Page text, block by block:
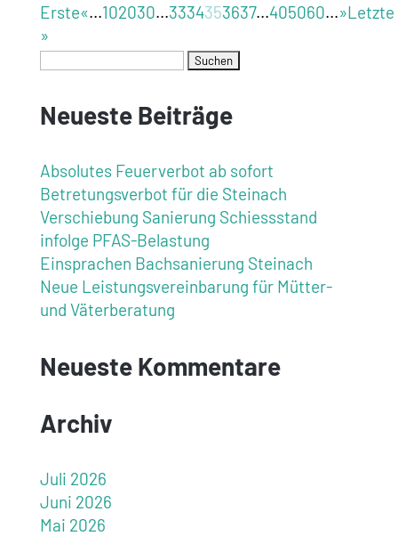
Erste«...102030...3334353637...405060...»Letzte
»
Neueste Beiträge
Absolutes Feuerverbot ab sofort
Betretungsverbot für die Steinach
Verschiebung Sanierung Schiessstand
infolge PFAS-Belastung
Einsprachen Bachsanierung Steinach
Neue Leistungsvereinbarung für Mütter-
und Väterberatung
Neueste Kommentare
Archiv
Juli 2026
Juni 2026
Mai 2026